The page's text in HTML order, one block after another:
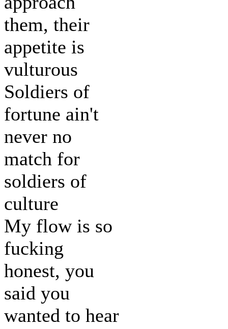
them, their
appetite is
vulturous
Soldiers of
fortune ain't
never no
match for
soldiers of
culture
My flow is so
fucking
honest, you
said you
wanted to hear